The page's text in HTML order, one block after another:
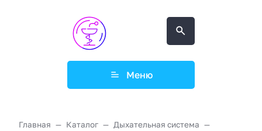
Меню
Главная Каталог
Дыхательная система